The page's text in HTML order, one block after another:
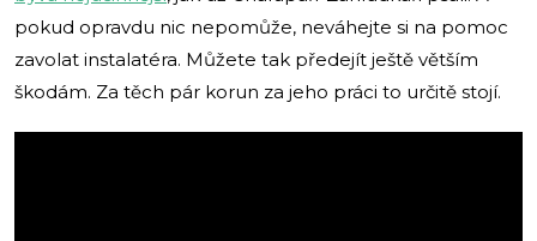
pokud opravdu nic nepomůže, neváhejte si na pomoc
zavolat instalatéra. Můžete tak předejít ještě větším
škodám. Za těch pár korun za jeho práci to určitě stojí.